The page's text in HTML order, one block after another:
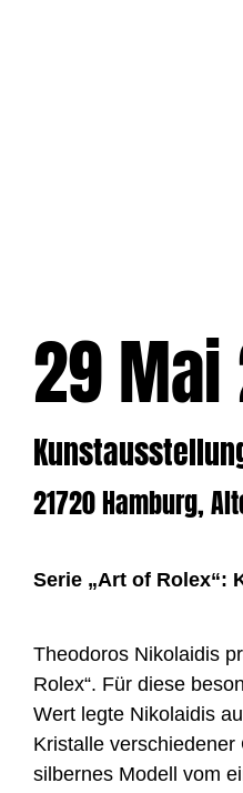
29
21720 Hamburg,
Serie „Art of Rolex“:
Theodoros Nikolaidis
Rolex“. Für diese
Wert legte Nikolaidis
Kristalle
silbernes Modell vom